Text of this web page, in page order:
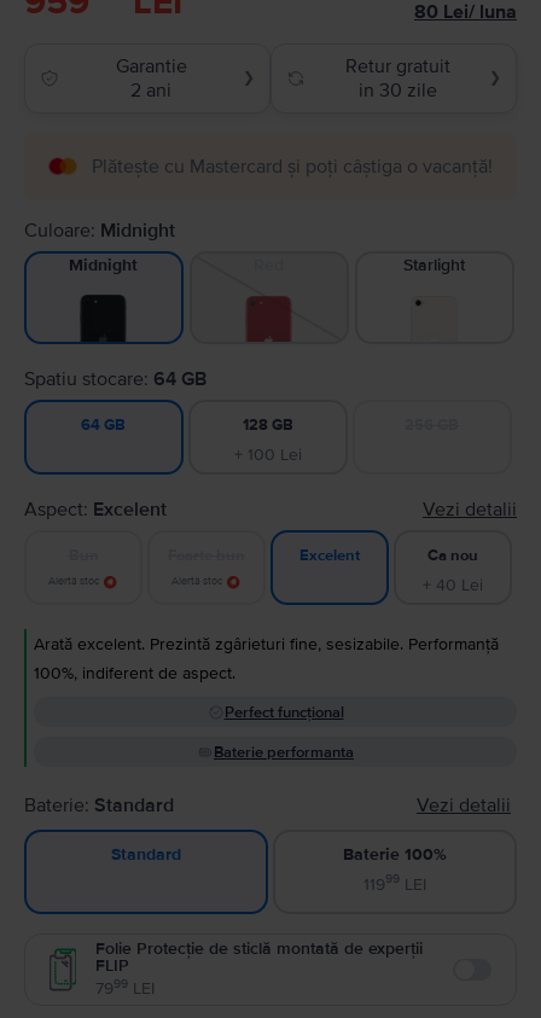
80 Lei/ luna
Garantie
2 ani
❯
Retur gratuit
in 30 zile
❯
Plătește cu Mastercard și poți câștiga o vacanță!
Culoare: Midnight
Midnight Starlight
Spatiu stocare: 64 GB
64 GB 128 GB
+ 100 Lei
Aspect: Excelent Vezi detalii
Alertă stoc Alertă stoc
Excelent Ca nou
+ 40 Lei
Arată excelent. Prezintă zgârieturi fine, sesizabile. Performanță
100%, indiferent de aspect.
Perfect funcțional
Baterie performanta
Baterie: Standard Vezi detalii
Standard
Baterie 100%
11999 LEI
Folie Protecție de sticlă montată de experții
FLIP
7999 LEI